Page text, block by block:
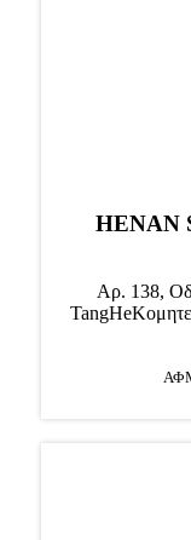
HENAN
Αρ. 138,
TangHe